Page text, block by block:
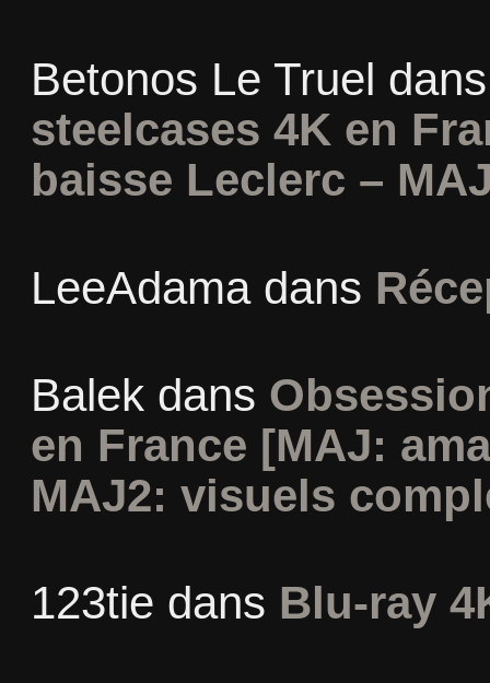
Betonos Le Truel
steelcases 4K en
baisse Leclerc –
LeeAdamadans
Balekdans
en France [MAJ:
MAJ2: visuels
123tie dans Blu-ray